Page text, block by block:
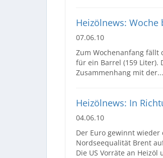
Heizölnews:
07.06.10
Zum Wochenanfang fällt
für ein Barrel (159 Liter).
Zusammenhang mit der...
Heizölnews: In
04.06.10
Der Euro gewinnt
Nordseequalität Brent
Die US Vorräte an Heizöl